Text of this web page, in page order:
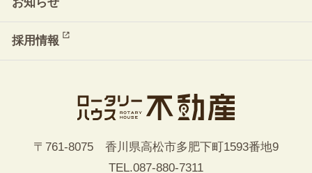
採用情報
〒761-8075 香川県高松市多肥下町1593番地9
TEL.087-880-7311